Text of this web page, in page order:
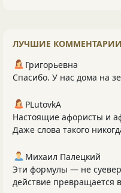
ЛУЧШИЕ КОММЕНТАРИИ
Григорьевна
Спасибо. У нас дома на
PLutоvkА
Настоящие афористы и
Даже слова такого
Михаил Палецкий
Эти формулы — не
действие превращается